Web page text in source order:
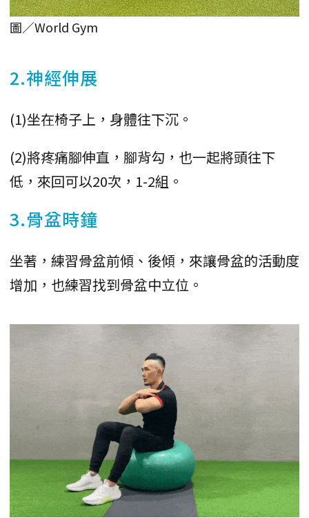
圖／World Gym
2.神經伸展
(1)坐在椅子上，身體往下沉。
(2)將疼痛腳伸直，腳背勾，也一起將頭往下
低，來回可以20次，1-2組。
3.骨盆時鐘
坐著，練習骨盆前傾、後傾，來讓骨盆的活動度
增加，也練習找到骨盆中立位。